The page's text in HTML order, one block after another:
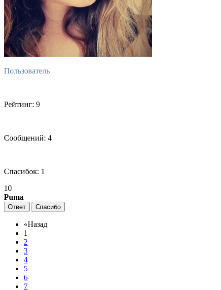
Пользователь
Рейтинг: 9
Сообщений: 4
Спасибок: 1
10
Puma
Ответ Спасибо
«Назад
1
2
3
4
5
6
7